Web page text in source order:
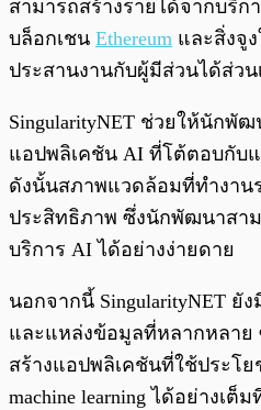
สามารถสร้างรายได้จากบริก
บล็อกเชน Ethereum และสิ่งจู
ประสานงานกับผู้มีส่วนได้ส่วน
SingularityNET ช่วยให้นักพั
แอปพลิเคชัน AI ที่โต้ตอบกับ
ดังนั้นสภาพแวดล้อมที่ทำงาน
ประสิทธิภาพ ซึ่งนักพัฒนาสา
บริการ AI ได้อย่างง่ายดาย
นอกจากนี้ SingularityNET ยั
และแหล่งข้อมูลที่หลากหลา
สร้างแอปพลิเคชันที่ใช้ประโ
machine learning ได้อย่างเ